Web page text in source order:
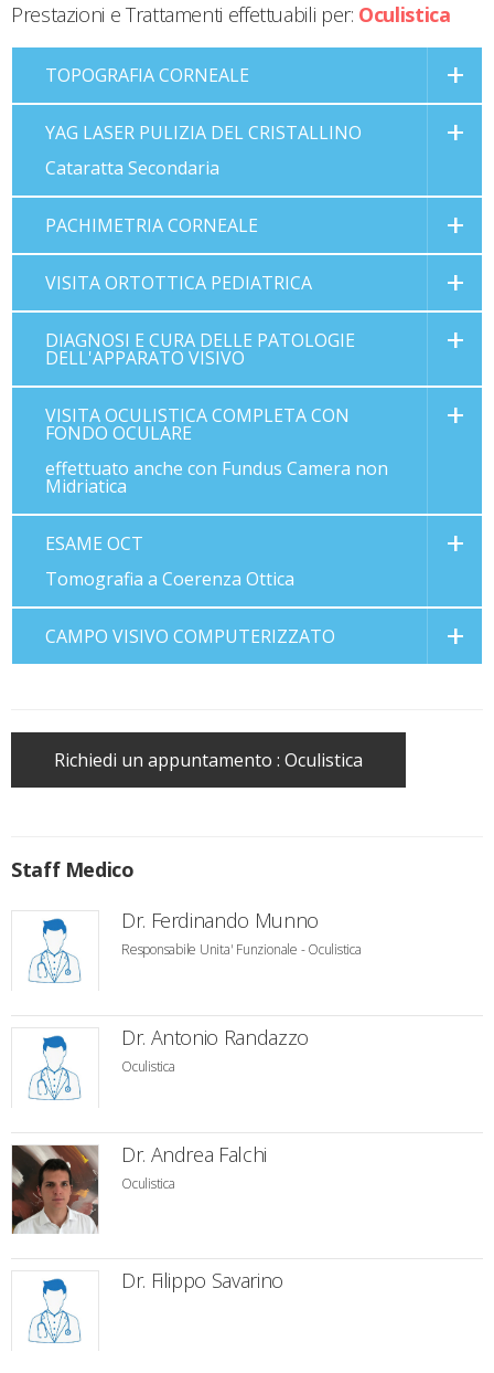
Prestazioni e Trattamenti effettuabili per: Oculistica
TOPOGRAFIA CORNEALE
YAG LASER PULIZIA DEL CRISTALLINO
Cataratta Secondaria
PACHIMETRIA CORNEALE
VISITA ORTOTTICA PEDIATRICA
DIAGNOSI E CURA DELLE PATOLOGIE
DELL'APPARATO VISIVO
VISITA OCULISTICA COMPLETA CON
FONDO OCULARE
effettuato anche con Fundus Camera non
Midriatica
ESAME OCT
Tomografia a Coerenza Ottica
CAMPO VISIVO COMPUTERIZZATO
Richiedi un appuntamento : Oculistica
Staff Medico
Dr. Ferdinando Munno
Responsabile Unita' Funzionale - Oculistica
Dr. Antonio Randazzo
Oculistica
Dr. Andrea Falchi
Oculistica
Dr. Filippo Savarino